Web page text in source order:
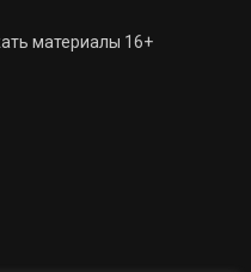
материалы 16+